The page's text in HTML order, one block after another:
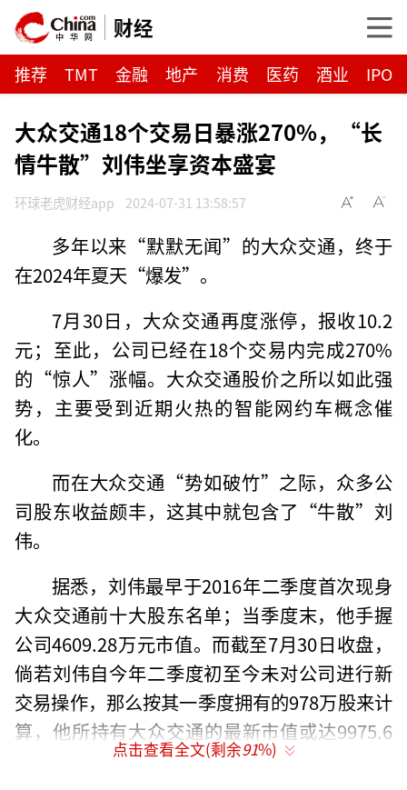
财经
推荐 TMT 金融 地产 消费 医药 酒业 IPO
大众交通18个交易日暴涨270%，“长
情牛散”刘伟坐享资本盛宴
环球老虎财经app 2024-07-31 13:58:57
多年以来“默默无闻”的大众交通，终于
在2024年夏天“爆发”。
7月30日，大众交通再度涨停，报收10.2
元；至此，公司已经在18个交易内完成270%
的“惊人”涨幅。大众交通股价之所以如此强
势，主要受到近期火热的智能网约车概念催
化。
而在大众交通“势如破竹”之际，众多公
司股东收益颇丰，这其中就包含了“牛散”刘
伟。
据悉，刘伟最早于2016年二季度首次现身
大众交通前十大股东名单；当季度末，他手握
公司4609.28万元市值。而截至7月30日收盘，
倘若刘伟自今年二季度初至今未对公司进行新
交易操作，那么按其一季度拥有的978万股来计
算，他所持有大众交通的最新市值或达9975.6
点击查看全文(剩余91%)